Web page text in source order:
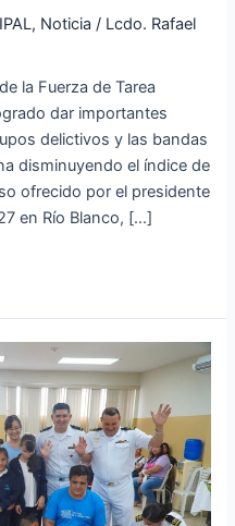
, Noticia / Lcdo. Rafael
la Fuerza de Tarea
dar importantes
delictivos y las bandas
disminuyendo el índice de
ofrecido por el presidente
en Río Blanco, […]